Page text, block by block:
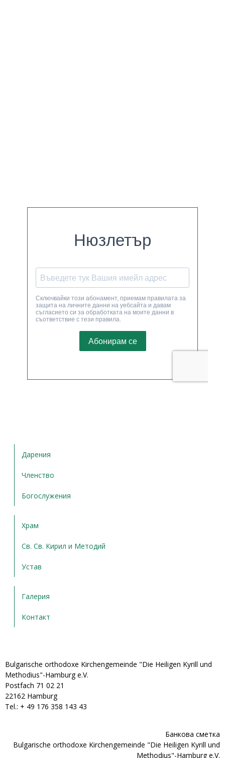
Дарения
Членство
Богослужения
Храм
Св. Св. Кирил и Методий
Устав
Галерия
Контакт
Bulgarische orthodoxe Kirchengemeinde "Die Heiligen Kyrill und
Methodius"-Hamburg e.V.
Postfach 71 02 21
22162 Hamburg
Tel.: + ‭49 176 358 143 43‬
Банкова сметка
Bulgarische orthodoxe Kirchengemeinde "Die Heiligen Kyrill und
Methodius"-Hamburg e.V.